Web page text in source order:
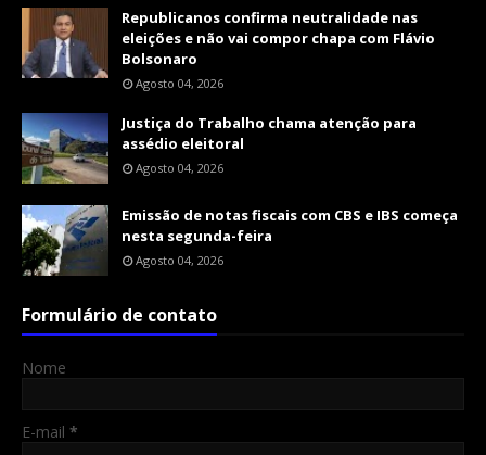
Republicanos confirma neutralidade nas
eleições e não vai compor chapa com Flávio
Bolsonaro
Agosto 04, 2026
Justiça do Trabalho chama atenção para
assédio eleitoral
Agosto 04, 2026
Emissão de notas fiscais com CBS e IBS começa
nesta segunda-feira
Agosto 04, 2026
Formulário de contato
Nome
E-mail *